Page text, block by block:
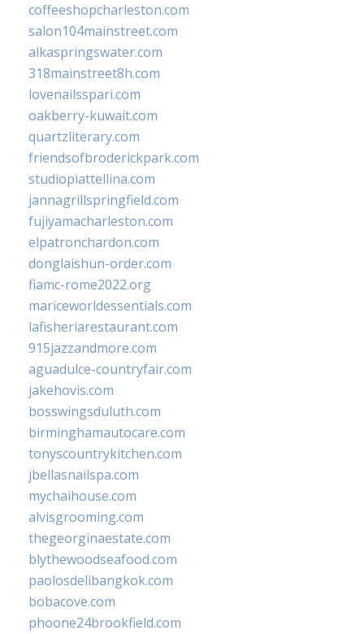
coffeeshopcharleston.com
salon104mainstreet.com
alkaspringswater.com
318mainstreet8h.com
lovenailsspari.com
oakberry-kuwait.com
quartzliterary.com
friendsofbroderickpark.com
studiopiattellina.com
jannagrillspringfield.com
fujiyamacharleston.com
elpatronchardon.com
donglaishun-order.com
fiamc-rome2022.org
mariceworldessentials.com
lafisheriarestaurant.com
915jazzandmore.com
aguadulce-countryfair.com
jakehovis.com
bosswingsduluth.com
birminghamautocare.com
tonyscountrykitchen.com
jbellasnailspa.com
mychaihouse.com
alvisgrooming.com
thegeorginaestate.com
blythewoodseafood.com
paolosdelibangkok.com
bobacove.com
phoone24brookfield.com